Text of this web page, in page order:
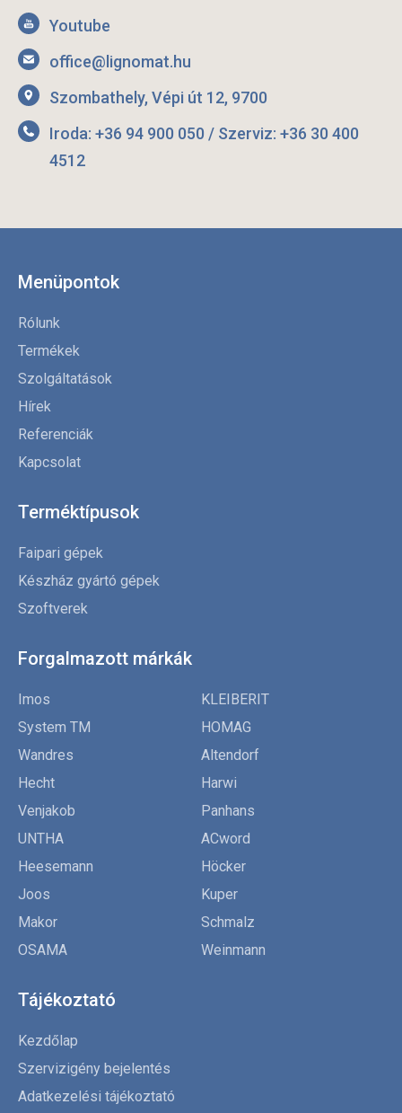
Youtube
office@lignomat.hu
Szombathely, Vépi út 12, 9700
Iroda: +36 94 900 050 / Szerviz: +36 30 400
4512
Menüpontok
Rólunk
Termékek
Szolgáltatások
Hírek
Referenciák
Kapcsolat
Terméktípusok
Faipari gépek
Készház gyártó gépek
Szoftverek
Forgalmazott márkák
Imos
KLEIBERIT
System TM
HOMAG
Wandres
Altendorf
Hecht
Harwi
Venjakob
Panhans
UNTHA
ACword
Heesemann
Höcker
Joos
Kuper
Makor
Schmalz
OSAMA
Weinmann
Tájékoztató
Kezdőlap
Szervizigény bejelentés
Adatkezelési tájékoztató